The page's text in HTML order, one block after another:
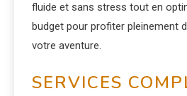
fluide et sans stress tout en
budget pour profiter pleinement
votre aventure.
SERVICES